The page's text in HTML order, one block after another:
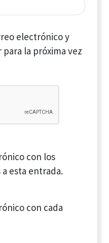
electrónico y
la próxima vez
con los
esta entrada.
con cada